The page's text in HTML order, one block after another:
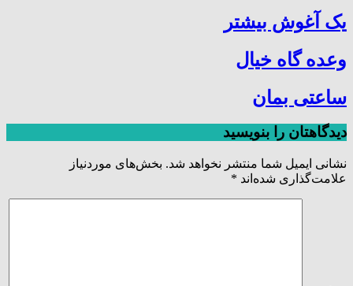
یک آغوش بیشتر
وعده گاه خیال
ساعتی بمان
دیدگاهتان را بنویسید
نشانی ایمیل شما منتشر نخواهد شد. بخش‌های موردنیاز
علامت‌گذاری شده‌اند *